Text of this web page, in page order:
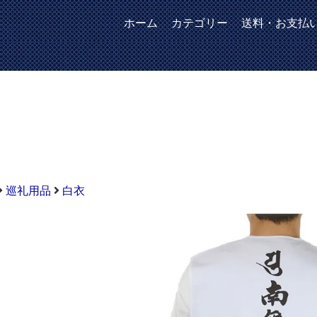
ホーム カテゴリー 送料・お支払
巡礼用品 白衣